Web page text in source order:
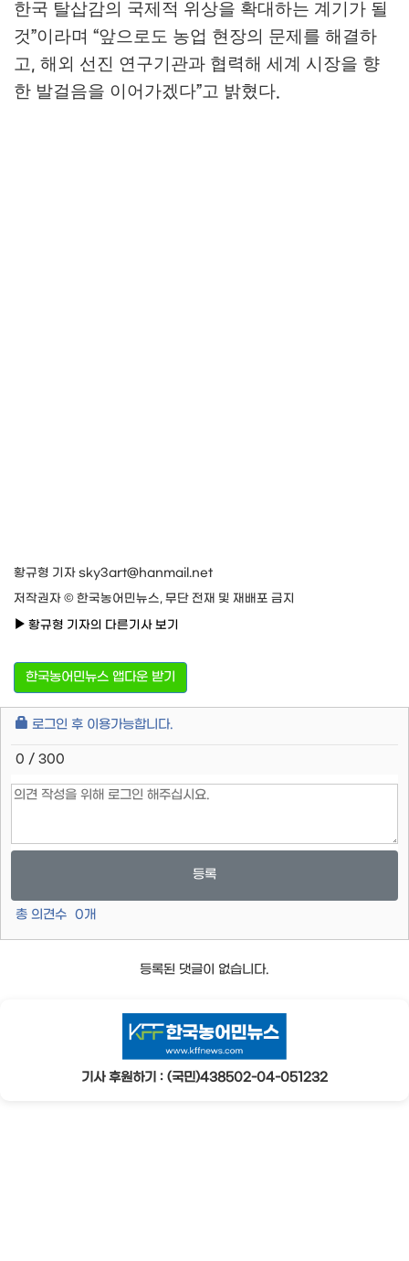
한국 탈삽감의 국제적 위상을 확대하는 계기가 될
것”이라며 “앞으로도 농업 현장의 문제를 해결하
고, 해외 선진 연구기관과 협력해 세계 시장을 향
한 발걸음을 이어가겠다”고 밝혔다.
황규형 기자 sky3art@hanmail.net
저작권자 © 한국농어민뉴스, 무단 전재 및 재배포 금지
황규형 기자의 다른기사 보기
한국농어민뉴스 앱다운 받기
로그인 후 이용가능합니다.
0 / 300
등록
총 의견수 0개
등록된 댓글이 없습니다.
기사 후원하기 : (국민)438502-04-051232